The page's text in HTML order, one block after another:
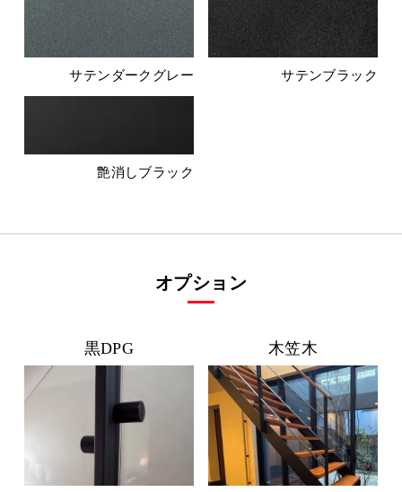
サテンダークグレー サテンブラック
艶消しブラック
オプション
黒DPG 木笠木